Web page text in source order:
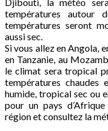
températures autour
températures seront
aussi sec.
Si vous allez en Angola,
en Tanzanie, au
le climat sera tropical
températures
humide, tropical sec ou
pour un pays
région et consultez la